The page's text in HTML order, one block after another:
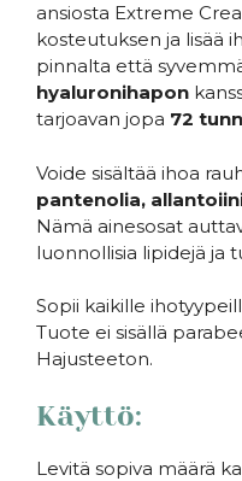
ansiosta Extreme
kosteutuksen ja lisää
pinnalta että
hyaluronihapon
tarjoavan jopa 72
Voide sisältää ihoa
pantenolia,
Nämä ainesosat
luonnollisia lipidejä ja
Sopii kaikille
Tuote ei sisällä
Hajusteeton.
Käyttö:
Levitä sopiva määrä